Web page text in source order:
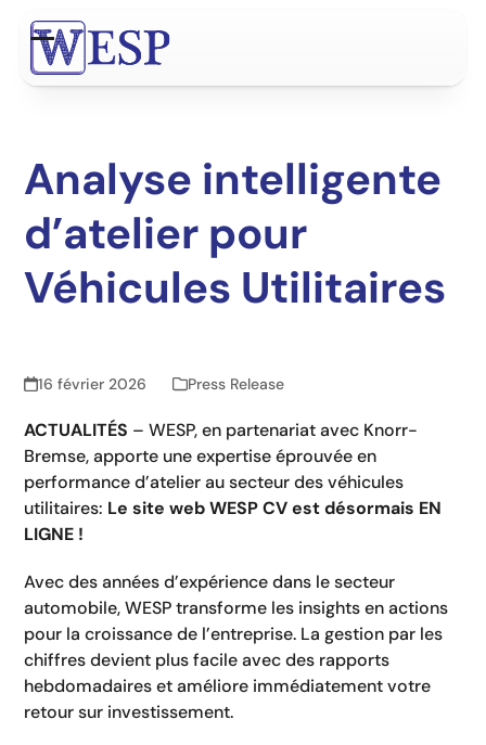
connexion
Open
Close
Analyse intelligente
d’atelier pour
Véhicules Utilitaires
16 février 2026 Press Release
ACTUALITÉS – WESP, en partenariat avec Knorr-
Bremse, apporte une expertise éprouvée en
performance d’atelier au secteur des véhicules
utilitaires: Le site web WESP CV est désormais EN
LIGNE !
Avec des années d’expérience dans le secteur
automobile, WESP transforme les insights en actions
pour la croissance de l’entreprise. La gestion par les
chiffres devient plus facile avec des rapports
hebdomadaires et améliore immédiatement votre
retour sur investissement.